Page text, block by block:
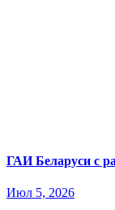
ГАИ Беларуси с
Июл 5, 2026